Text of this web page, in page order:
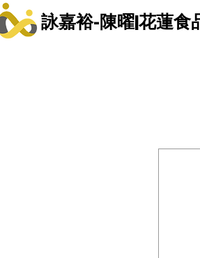
詠嘉裕-陳曜|花蓮食